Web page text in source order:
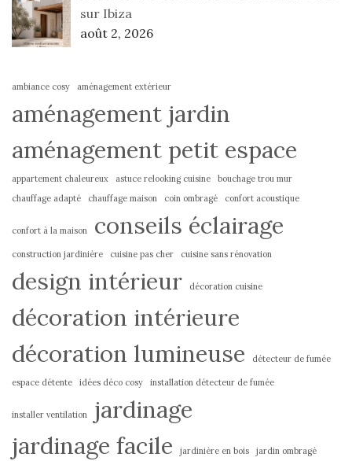
sur Ibiza
août 2, 2026
ambiance cosy aménagement extérieur
aménagement jardin
aménagement petit espace
appartement chaleureux astuce relooking cuisine
bouchage trou mur
chauffage adapté
chauffage maison coin ombragé confort acoustique
confort à la maison conseils éclairage
construction jardinière cuisine pas cher cuisine sans rénovation
design intérieur décoration cuisine
décoration intérieure
décoration lumineuse
détecteur de fumée
espace détente idées déco cosy installation détecteur de fumée
installer ventilation
jardinage
jardinage facile
jardinière en bois jardin ombragé